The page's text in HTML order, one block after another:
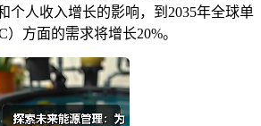
个人收入增长的影响，到2035年全球单
方面的需求将增长20%。